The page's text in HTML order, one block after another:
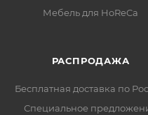
Мебель для HoReCa
РАСПРОДАЖА
Бесплатная доставка по
Специальное